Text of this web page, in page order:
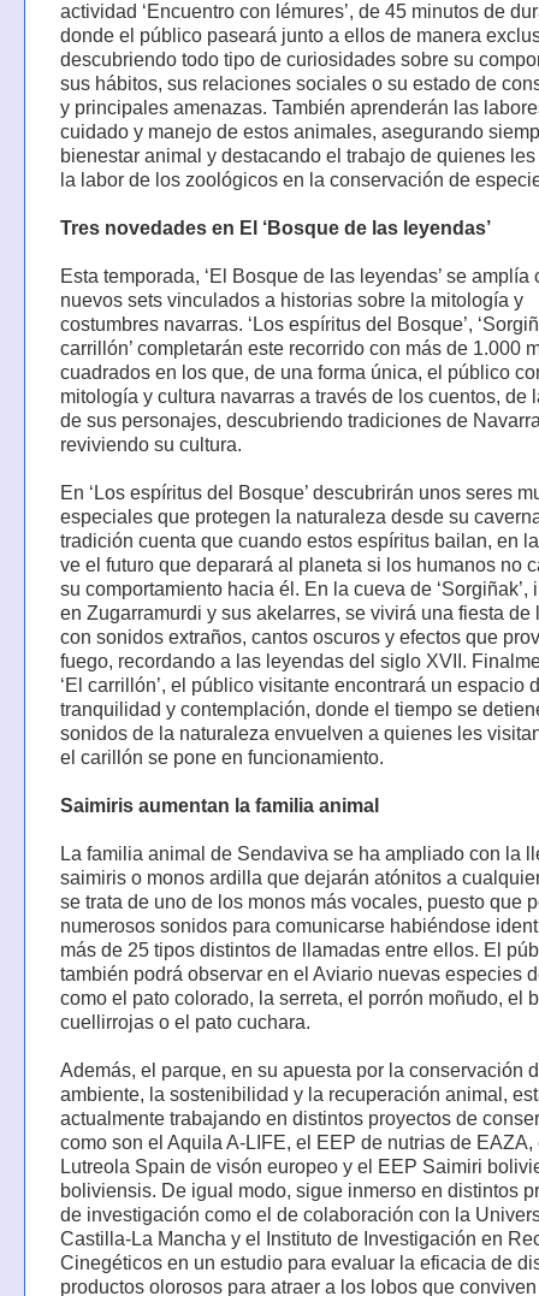
actividad ‘Encuentro con lémures’, de 45 minutos de
donde el público paseará junto a ellos de manera
descubriendo todo tipo de curiosidades sobre su
sus hábitos, sus relaciones sociales o su estado de
y principales amenazas. También aprenderán las
cuidado y manejo de estos animales, asegurando
bienestar animal y destacando el trabajo de quienes
la labor de los zoológicos en la conservación de
Tres novedades en El ‘Bosque de las leyendas’
Esta temporada, ‘El Bosque de las leyendas’ se amplía
nuevos sets vinculados a historias sobre la mitología y
costumbres navarras. ‘Los espíritus del Bosque’,
carrillón’ completarán este recorrido con más de 1.000
cuadrados en los que, de una forma única, el público
mitología y cultura navarras a través de los cuentos, de
de sus personajes, descubriendo tradiciones de
reviviendo su cultura.
En ‘Los espíritus del Bosque’ descubrirán unos seres
especiales que protegen la naturaleza desde su
tradición cuenta que cuando estos espíritus bailan, en
ve el futuro que deparará al planeta si los humanos no
su comportamiento hacia él. En la cueva de ‘Sorgiñak’,
en Zugarramurdi y sus akelarres, se vivirá una fiesta de
con sonidos extraños, cantos oscuros y efectos que
fuego, recordando a las leyendas del siglo XVII.
‘El carrillón’, el público visitante encontrará un espacio
tranquilidad y contemplación, donde el tiempo se
sonidos de la naturaleza envuelven a quienes les
el carillón se pone en funcionamiento.
Saimiris aumentan la familia animal
La familia animal de Sendaviva se ha ampliado con la
saimiris o monos ardilla que dejarán atónitos a
se trata de uno de los monos más vocales, puesto que
numerosos sonidos para comunicarse habiéndose
más de 25 tipos distintos de llamadas entre ellos. El
también podrá observar en el Aviario nuevas especies
como el pato colorado, la serreta, el porrón moñudo, el
cuellirrojas o el pato cuchara.
Además, el parque, en su apuesta por la conservación
ambiente, la sostenibilidad y la recuperación animal,
actualmente trabajando en distintos proyectos de
como son el Aquila A-LIFE, el EEP de nutrias de EAZA,
Lutreola Spain de visón europeo y el EEP Saimiri
boliviensis. De igual modo, sigue inmerso en distintos
de investigación como el de colaboración con la
Castilla-La Mancha y el Instituto de Investigación en
Cinegéticos en un estudio para evaluar la eficacia de
productos olorosos para atraer a los lobos que